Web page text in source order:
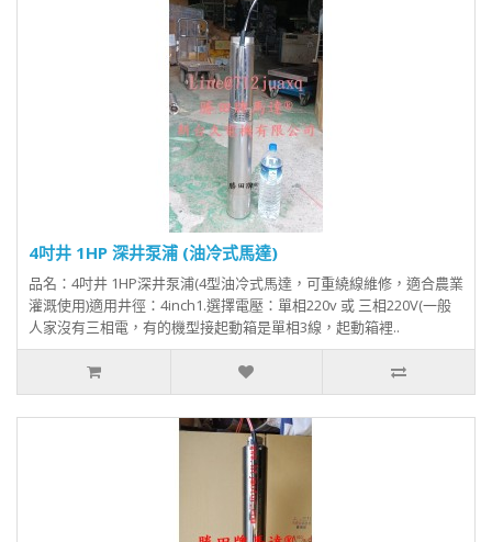
4吋井 1HP 深井泵浦 (油冷式馬達)
品名：4吋井 1HP深井泵浦(4型油冷式馬達，可重繞線維修，適合農業
灌溉使用)適用井徑：4inch1.選擇電壓：單相220v 或 三相220V(一般
人家沒有三相電，有的機型接起動箱是單相3線，起動箱裡..